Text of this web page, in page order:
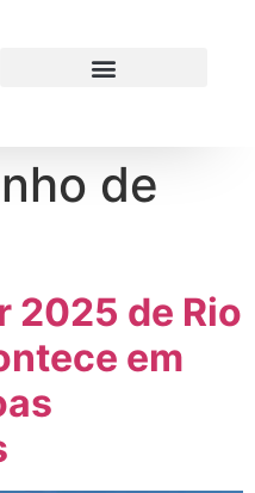
de
2025 de Rio
em